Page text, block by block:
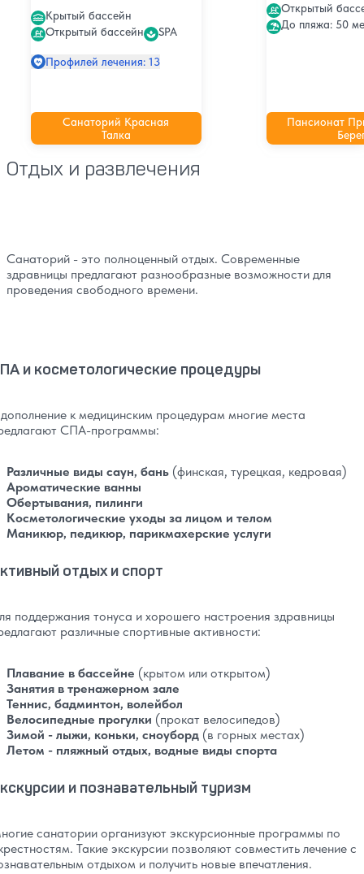
Крытый бассейн
Открытый бассейн
SPA
Профилей лечения: 13
Санаторий Красная
Талка
Открытый
До пляжа: 50
Пансионат
Отдых и развлечения
Санаторий - это полноценный отдых. Современные
здравницы предлагают разнообразные возможности для
проведения свободного времени.
и косметологические процедуры
к медицинским процедурам многие места
СПА-программы:
Различные виды саун, бань (финская, турецкая, кедровая)
Ароматические ванны
Обертывания, пилинги
Косметологические уходы за лицом и телом
Маникюр, педикюр, парикмахерские услуги
отдых и спорт
поддержания тонуса и хорошего настроения здравницы
различные спортивные активности:
Плавание в бассейне (крытом или открытом)
Занятия в тренажерном зале
Теннис, бадминтон, волейбол
Велосипедные прогулки (прокат велосипедов)
Зимой - лыжи, коньки, сноуборд (в горных местах)
Летом - пляжный отдых, водные виды спорта
и познавательный туризм
санатории организуют экскурсионные программы по
Такие экскурсии позволяют совместить лечение с
отдыхом и получить новые впечатления.